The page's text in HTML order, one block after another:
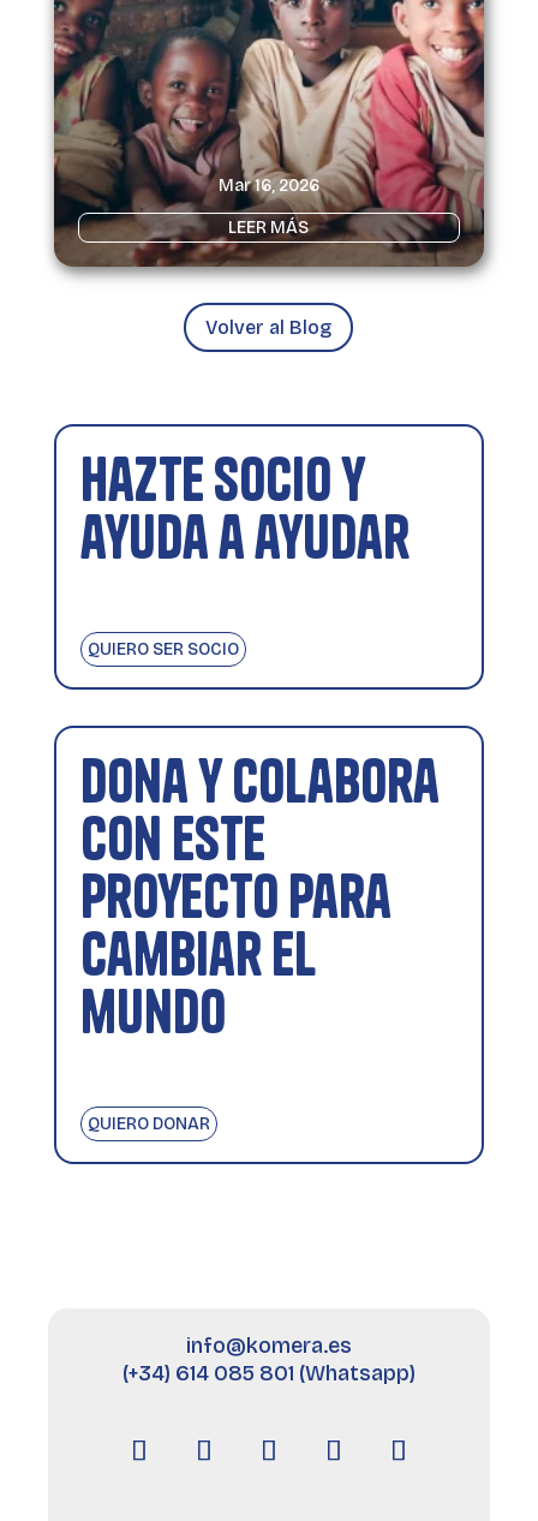
Mar 16, 2026
LEER MÁS
Volver al Blog
Hazte socio y
ayuda a ayudar
QUIERO SER SOCIO
Dona y colabora
con este
proyecto para
cambiar el
mundo
QUIERO DONAR
info@komera.es
(+34) 614 085 801 (Whatsapp)